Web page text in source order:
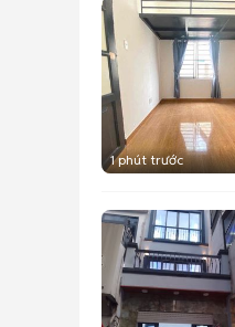
1 phút trước